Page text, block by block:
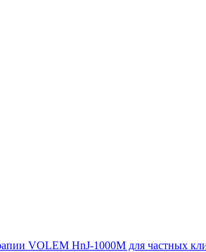
VOLEM HnJ-1000M для частных